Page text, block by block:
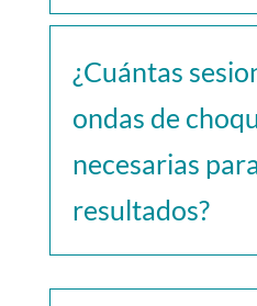
¿Cuántas
ondas de
necesarias
resultados?